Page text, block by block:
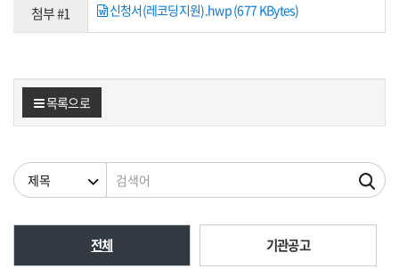
첨부 #1 신청서(레코딩지원).hwp (677 KBytes)
목록으로
검색조건 검색어
전체 기관공고